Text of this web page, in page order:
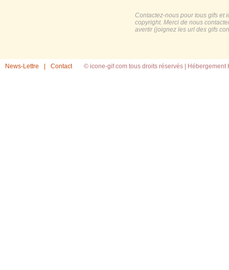
Contactez-nous pour tous gifs et
copyright. Merci de nous
avertir (joignez les url des gifs
News-Lettre Contact © icone-gif.com tous droits réservés | Hébergement